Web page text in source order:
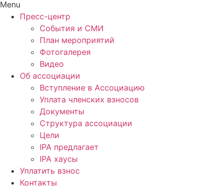
Menu
Пресс-центр
События и СМИ
План мероприятий
Фотогалерея
Видео
Об ассоциации
Вступление в Ассоциацию
Уплата членских взносов
Документы
Структура ассоциации
Цели
IPA предлагает
IPA хаусы
Уплатить взнос
Контакты